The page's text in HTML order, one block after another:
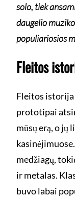
solo, tiek
daugelio
populiariosios
Fleitos
Fleitos
prototipai
mūsų erą, o jų
medžiagų,
ir metalas.
buvo labai